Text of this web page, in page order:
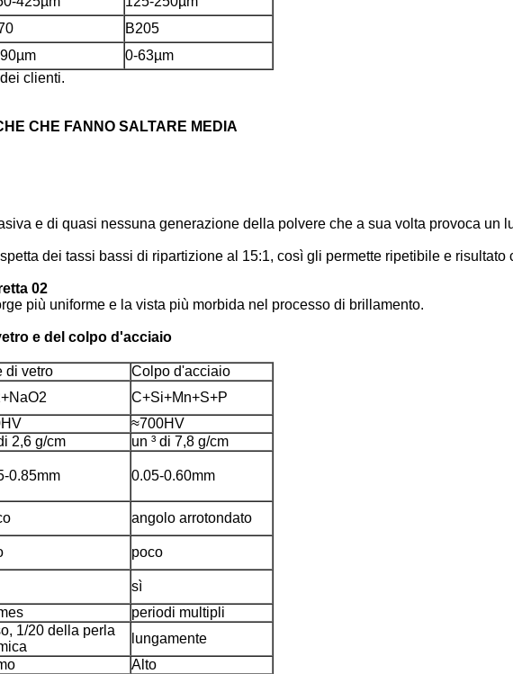
B205
0-63µm
clienti.
CHE FANNO SALTARE MEDIA
e di quasi nessuna generazione della polvere che a sua volta provoca un
dei tassi bassi di ripartizione al 15:1, così gli permette ripetibile e risultato
02
più uniforme e la vista più morbida nel processo di brillamento.
e del colpo d'acciaio
di vetro
Colpo d'acciaio
C+Si+Mn+S+P
≈700HV
2,6 g/cm
un ³ di 7,8 g/cm
0.85mm 0.05-0.60mm
angolo arrotondato
poco
sì
periodi multipli
1/20 della perla
lungamente
Alto